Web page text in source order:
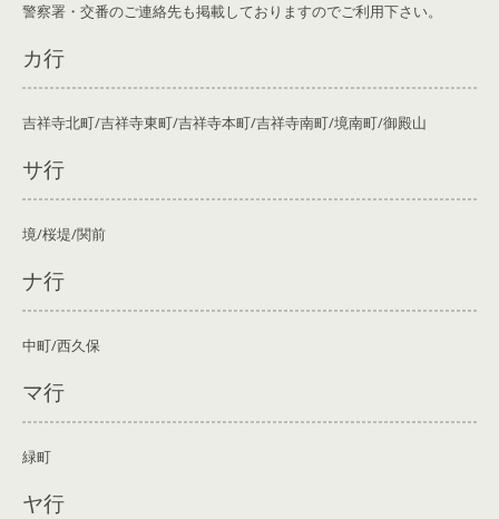
警察署・交番のご連絡先も掲載しておりますのでご利用下さい。
カ行
吉祥寺北町/吉祥寺東町/吉祥寺本町/吉祥寺南町/境南町/御殿山
サ行
境/桜堤/関前
ナ行
中町/西久保
マ行
緑町
ヤ行